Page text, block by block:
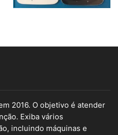
2016. O objetivo é atender
Exiba vários
incluindo máquinas e